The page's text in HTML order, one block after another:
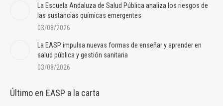
La Escuela Andaluza de Salud Pública analiza los riesgos de
las sustancias químicas emergentes
03/08/2026
La EASP impulsa nuevas formas de enseñar y aprender en
salud pública y gestión sanitaria
03/08/2026
Último en EASP a la carta